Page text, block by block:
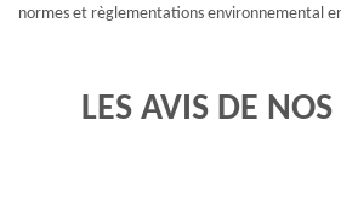
normes et règlementations environnemental
LES AVIS DE